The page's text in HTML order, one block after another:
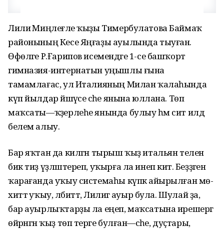
Лилиә Миңлеғәле ҡыҙы Тимербулатова Баймаҡ
районының Кесе Яңғаҙы ауылында тыуған.
Өфөләге Р.Ғарипов исемендәге 1-се башҡорт
гимназия-интернатын уңышлы ғына
тамамлағас, ул Италияның Милан ҡалаһында
күп йылдар йәшәүсе әсәһе янына юллана. Төп
маҡсаты—ҡәҙерлеһе янында булыу һәм сит илдә
белем алыу.
Бар яҡтан да килгән тырыш ҡыҙ итальян телен
бик тиҙ үҙләштереп, уҡырға ла инеп китә. Беҙҙәгенә
ҡарағанда уҡыу системаһы күпкә айырылған мө-
хиттә уҡыу, әлбиттә, Лилиәгә ауыр була. Шулай ҙа,
бар ауырлыҡтарҙы ла еңеп, маҡсатына ирешергә
өйрәнгән ҡыҙ төп терәге булған—әсәһе, дуҫтары,